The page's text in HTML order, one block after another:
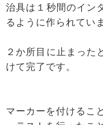
治具は１秒間のイン
るように作られてい
２か所目に止まった
けて完了です。
マーカーを付けるこ